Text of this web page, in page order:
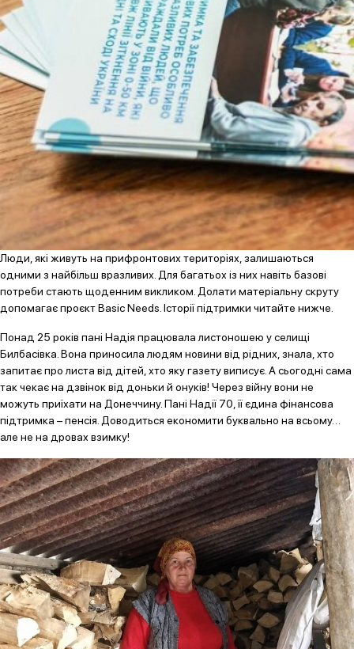
Люди, які живуть на прифронтових територіях, залишаються
одними з найбільш вразливих. Для багатьох із них навіть базові
потреби стають щоденним викликом. Долати матеріальну скруту
допомагає проєкт Basic Needs. Історії підтримки читайте нижче.
Понад 25 років пані Надія працювала листоношею у селищі
Билбасівка. Вона приносила людям новини від рідних, знала, хто
запитає про листа від дітей, хто яку газету виписує. А сьогодні сама
так чекає на дзвінок від доньки й онуків! Через війну вони не
можуть приїхати на Донеччину. Пані Надії 70, її єдина фінансова
підтримка – пенсія. Доводиться економити буквально на всьому…
але не на дровах взимку!